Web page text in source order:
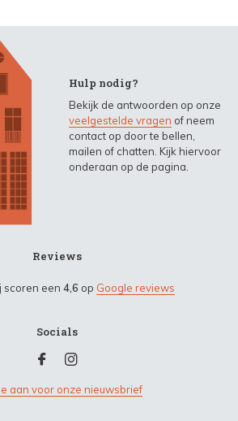
Hulp nodig?
Bekijk de antwoorden op onze
veelgestelde vragen of neem
contact op door te bellen,
mailen of chatten. Kijk hiervoor
onderaan op de pagina.
Reviews
scoren een 4,6 op Google reviews
Socials
aan voor onze nieuwsbrief